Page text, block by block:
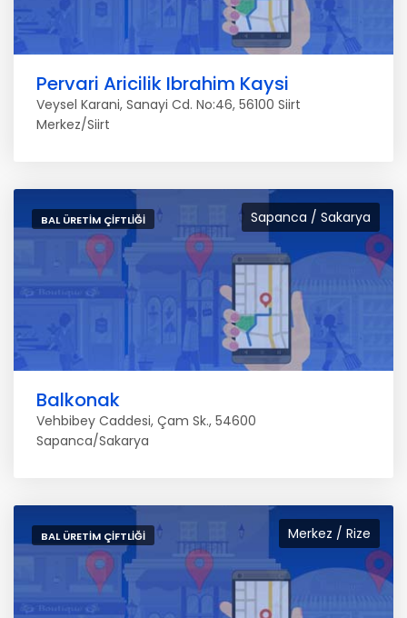
Pervari Aricilik Ibrahim Kaysi
Veysel Karani, Sanayi Cd. No:46, 56100 Siirt
Merkez/Siirt
Sapanca / Sakarya
BAL ÜRETIM ÇIFTLIĞI
Balkonak
Vehbibey Caddesi, Çam Sk., 54600
Sapanca/Sakarya
Merkez / Rize
BAL ÜRETIM ÇIFTLIĞI